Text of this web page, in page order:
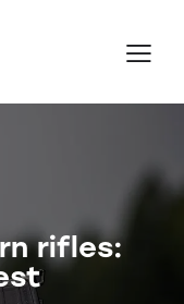
rifles: